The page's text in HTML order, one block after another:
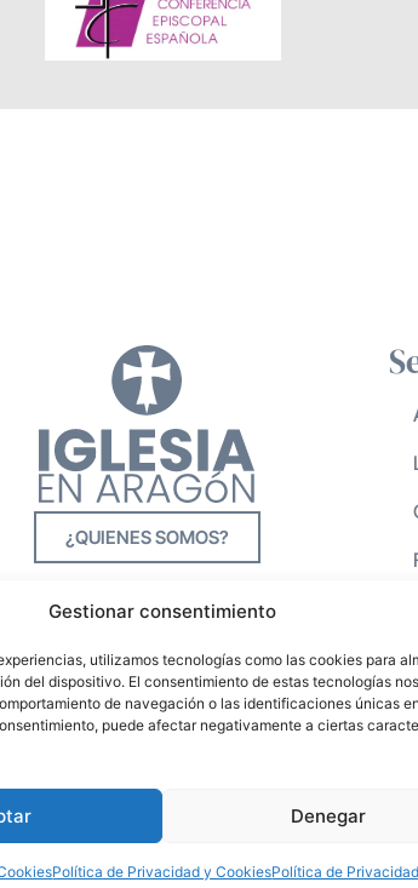
Gestionar consentimiento
utilizamos tecnologías como las cookies para
del dispositivo. El consentimiento de estas tecnologías
de navegación o las identificaciones únicas
puede afectar negativamente a ciertas
Denegar
Política de Privacidad y CookiesPolítica de
¿QUIENES SOMOS?